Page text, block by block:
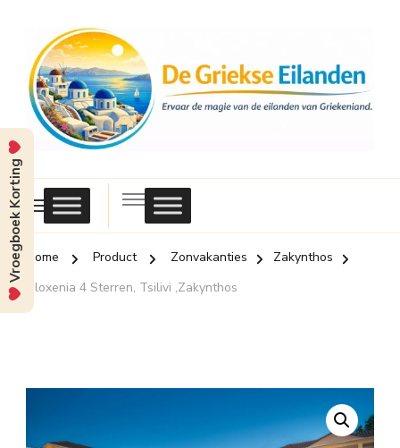
Griekse
Eilanden
Home Product Zonvakanties
Zakynthos
Filoxenia 4 Sterren, Tsilivi ,Zakynthos
Vroegboek Korting